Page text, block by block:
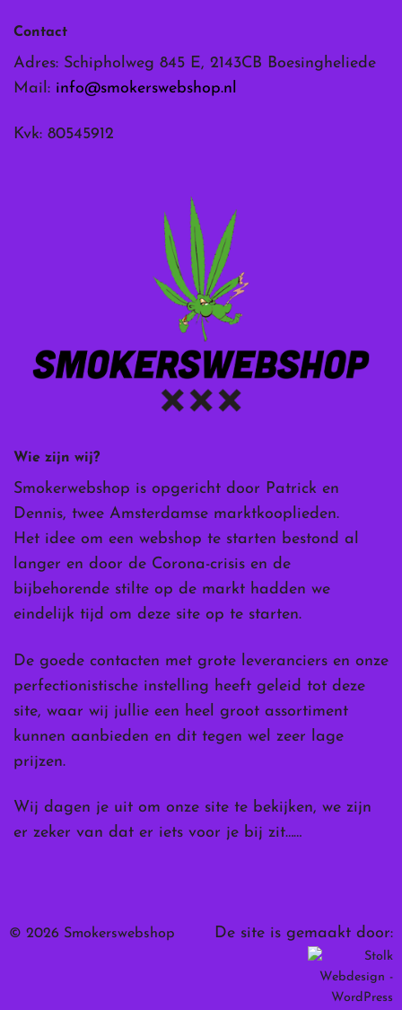
Wie zijn wij?
Smokerwebshop is opgericht door Patrick en
Dennis, twee Amsterdamse marktkooplieden.
Het idee om een webshop te starten bestond al
langer en door de Corona-crisis en de
bijbehorende stilte op de markt hadden we
eindelijk tijd om deze site op te starten.
De goede contacten met grote leveranciers en onze
perfectionistische instelling heeft geleid tot deze
site, waar wij jullie een heel groot assortiment
kunnen aanbieden en dit tegen wel zeer lage
prijzen.
Wij dagen je uit om onze site te bekijken, we zijn
er zeker van dat er iets voor je bij zit……
Contact
Adres: Schipholweg 845 E, 2143CB Boesingheliede
Mail: info@smokerswebshop.nl
Kvk: 80545912
© 2026 Smokerswebshop De site is gemaakt door: